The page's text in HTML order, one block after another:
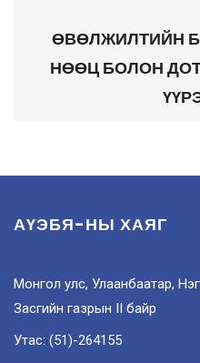
ӨВӨЛЖИЛТИЙН
НӨӨЦ БОЛОН
АҮЭБЯ-НЫ ХАЯГ
Монгол улс, Улаанбаатар,
Засгийн газрын II байр
Утас: (51)-264155